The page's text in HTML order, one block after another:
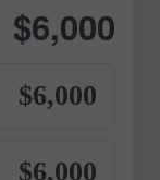
$6,000
$6,000
$6,000